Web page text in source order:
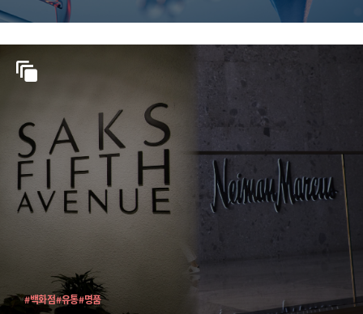
#백화점#유통#명품